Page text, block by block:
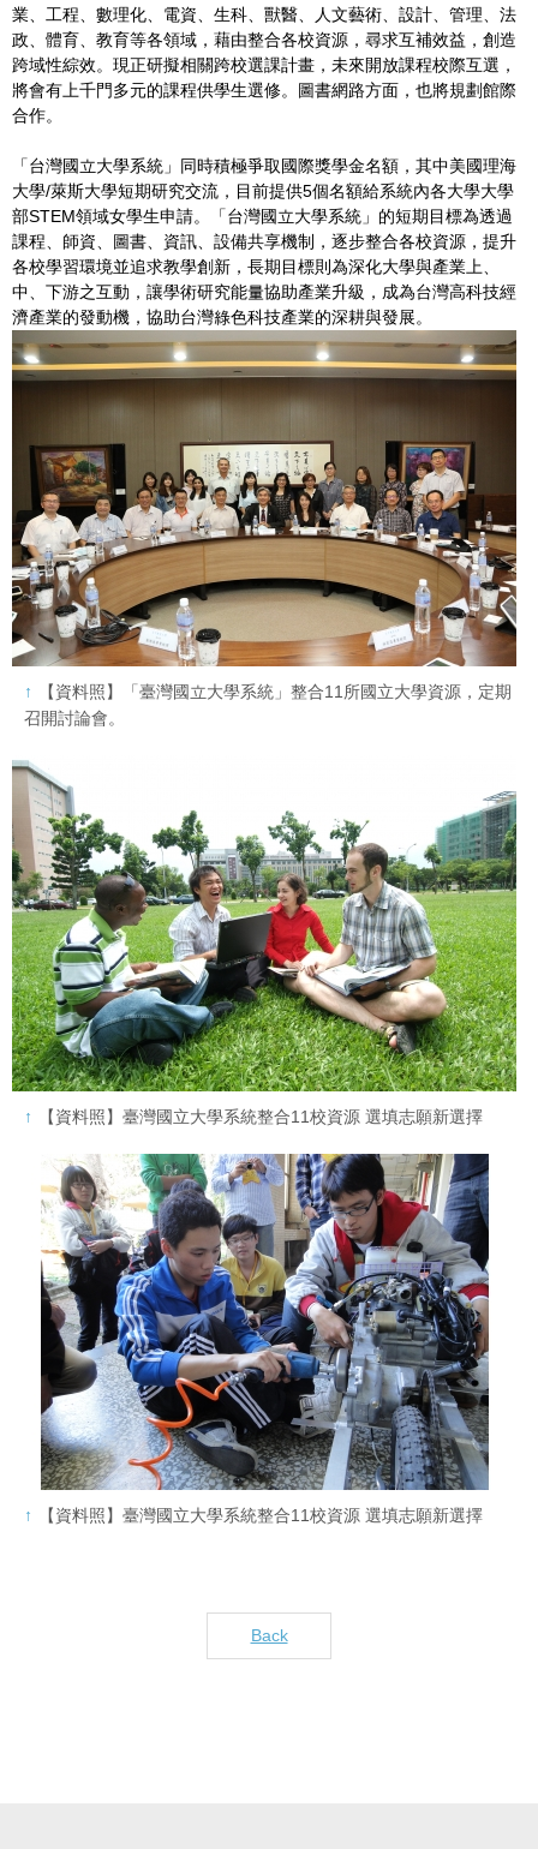
業、工程、數理化、電資、生科、獸醫、人文藝術、設計、管理、法
政、體育、教育等各領域，藉由整合各校資源，尋求互補效益，創造
跨域性綜效。現正研擬相關跨校選課計畫，未來開放課程校際互選，
將會有上千門多元的課程供學生選修。圖書網路方面，也將規劃館際
合作。
「台灣國立大學系統」同時積極爭取國際獎學金名額，其中美國理海
大學/萊斯大學短期研究交流，目前提供5個名額給系統內各大學大學
部STEM領域女學生申請。「台灣國立大學系統」的短期目標為透過
課程、師資、圖書、資訊、設備共享機制，逐步整合各校資源，提升
各校學習環境並追求教學創新，長期目標則為深化大學與產業上、
中、下游之互動，讓學術研究能量協助產業升級，成為台灣高科技經
濟產業的發動機，協助台灣綠色科技產業的深耕與發展。
【資料照】「臺灣國立大學系統」整合11所國立大學資源，定期
召開討論會。
【資料照】臺灣國立大學系統整合11校資源 選填志願新選擇
【資料照】臺灣國立大學系統整合11校資源 選填志願新選擇
Back